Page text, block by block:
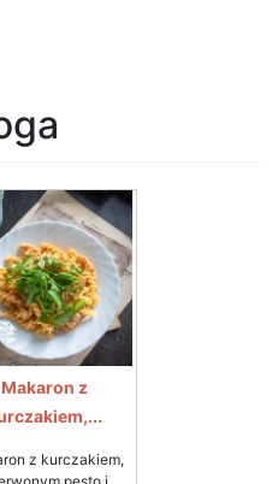
Makaron z
z kurczakiem,
pesto i